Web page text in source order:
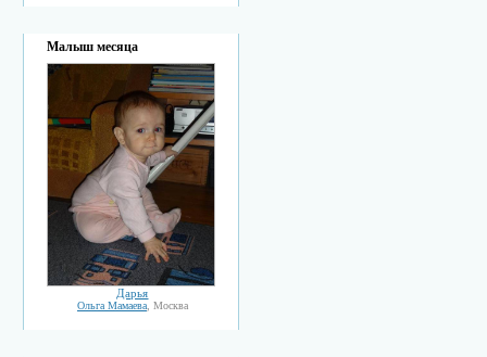
Малыш месяца
Дарья
Ольга Мамаева , Москва